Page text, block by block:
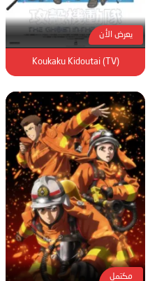
يعرض الأن
Koukaku Kidoutai (TV)
مكتمل